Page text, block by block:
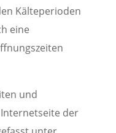
Kälteperioden
eine
und
der